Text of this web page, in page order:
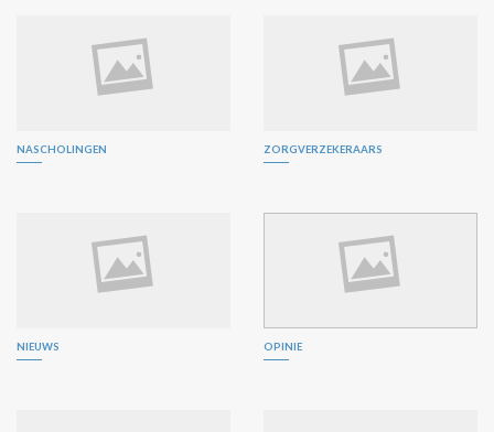
NASCHOLINGEN ZORGVERZEKERAARS
NIEUWS OPINIE